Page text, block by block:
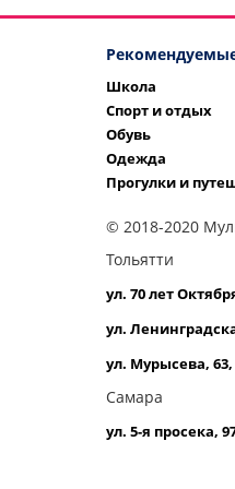
Школа
Спорт и отдых
Обувь
Одежда
Прогулки и
© 2018-2020
Тольятти
ул. 70 лет
ул.
ул. Мурысева, 63,
Самара
ул. 5-я просека,